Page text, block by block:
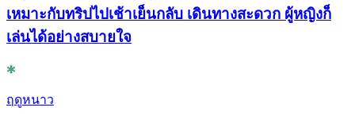
เหมาะกับทริปไปเช้าเย็นกลับ เดินทางสะดวก ผู้หญิงก็
เล่นได้อย่างสบายใจ
ฤดูหนาว